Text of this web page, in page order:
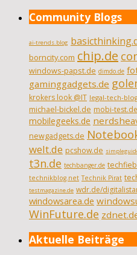
Community Blogs
ai-trends.blog
borncity.com chip.de
windows-papst.de dimdo.de
gaminggadgets.de
krokers look @IT legal-tech-
michael-bickel.de mobi-test.de
mobilegeeks.de
newgadgets.de
welt.de pcshow.de
t3n.de techbanger.de
technikblog.net Technik Pirat
testmagazine.de wdr.de/
windowsarea.de
WinFuture.de
Aktuelle Beiträge